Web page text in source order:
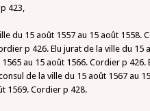
423,
du 15 août 1557 au 15 août 1558.
p 426. Elu jurat de la ville du 15
au 15 août 1566. Cordier p
de la ville du 15 août 1567 au
1569. Cordier p 428.